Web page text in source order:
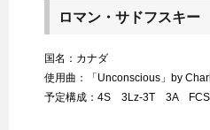
ロマン・サドフスキー
国名：カナダ
使用曲：「Unconscious」by
予定構成：4S 3Lz-3T 3A